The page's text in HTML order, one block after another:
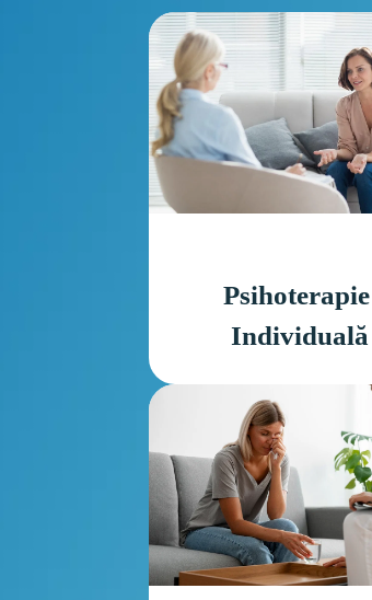
Psihoterapie
Individuală